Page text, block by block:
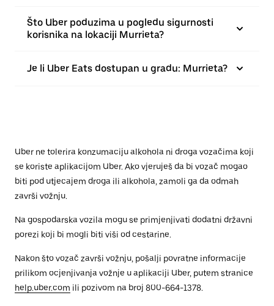
Što Uber poduzima u pogledu sigurnosti
korisnika na lokaciji Murrieta?
Je li Uber Eats dostupan u gradu: Murrieta?
Uber ne tolerira konzumaciju alkohola ni droga vozačima koji
se koriste aplikacijom Uber. Ako vjeruješ da bi vozač mogao
biti pod utjecajem droga ili alkohola, zamoli ga da odmah
završi vožnju.
Na gospodarska vozila mogu se primjenjivati dodatni državni
porezi koji bi mogli biti viši od cestarine.
Nakon što vozač završi vožnju, pošalji povratne informacije
prilikom ocjenjivanja vožnje u aplikaciji Uber, putem stranice
help.uber.com ili pozivom na broj 800-664-1378.